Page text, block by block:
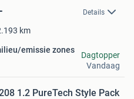
Details
km
emissie zones
Dagtopper
Vandaag
1.2 PureTech Style Pack